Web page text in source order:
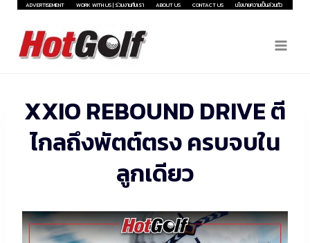
Skip
content
ADVERTISEMENT WORK WITH US | ร่วมงานกับเรา ABOUT US CONTACT US นโยบายความเป็นส่วนตัว
XXIO REBOUND DRIVE ตี
ไกลถึงพัตต์ตรง ครบจบใน
ลูกเดียว